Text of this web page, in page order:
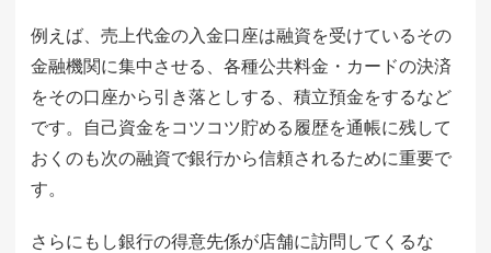
例えば、売上代金の入金口座は融資を受けているその
金融機関に集中させる、各種公共料金・カードの決済
をその口座から引き落としする、積立預金をするなど
です。自己資金をコツコツ貯める履歴を通帳に残して
おくのも次の融資で銀行から信頼されるために重要で
す。
さらにもし銀行の得意先係が店舗に訪問してくるな